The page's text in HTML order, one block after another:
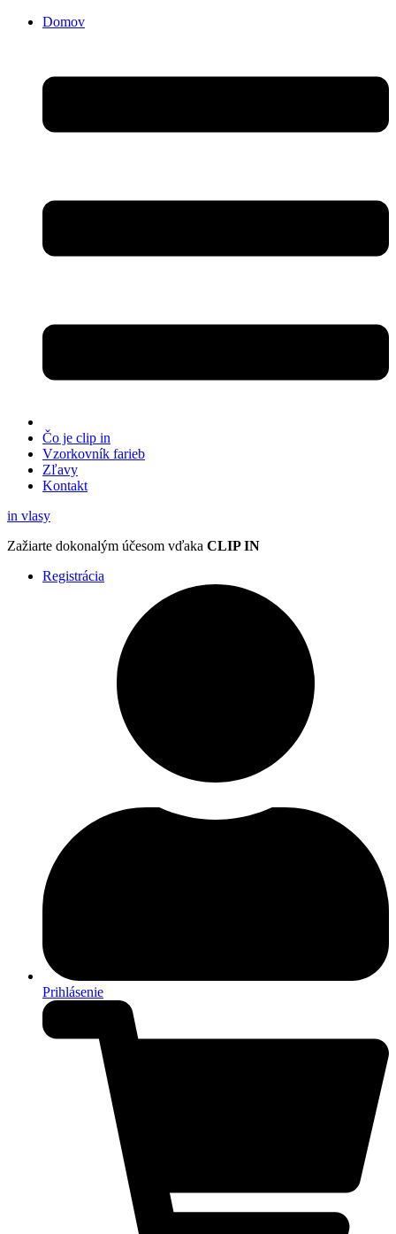
Domov
Čo je clip in
Vzorkovník farieb
Zľavy
Kontakt
in vlasy
Zažiarte dokonalým účesom vďaka CLIP IN
Registrácia
Prihlásenie